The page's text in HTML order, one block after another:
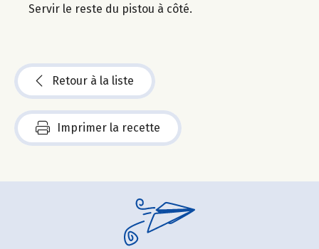
Servir le reste du pistou à côté.
Retour à la liste
Imprimer la recette